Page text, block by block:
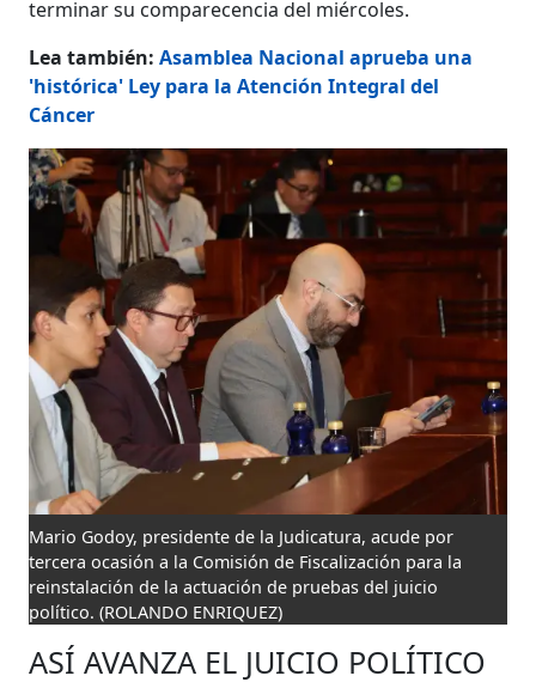
terminar su comparecencia del miércoles.
Lea también:Asamblea Nacional aprueba una
'histórica' Ley para la Atención Integral del
Cáncer
Mario Godoy, presidente de la Judicatura, acude por
tercera ocasión a la Comisión de Fiscalización para la
reinstalación de la actuación de pruebas del juicio
político. (ROLANDO ENRIQUEZ)
ASÍ AVANZA EL JUICIO POLÍTICO